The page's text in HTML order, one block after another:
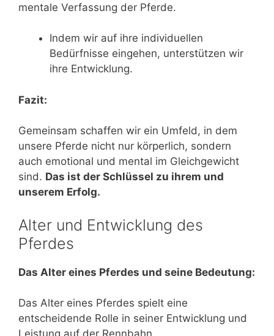
mentale Verfassung der Pferde.
Indem wir auf ihre individuellen
Bedürfnisse eingehen, unterstützen wir
ihre Entwicklung.
Fazit:
Gemeinsam schaffen wir ein Umfeld, in dem
unsere Pferde nicht nur körperlich, sondern
auch emotional und mental im Gleichgewicht
sind. Das ist der Schlüssel zu ihrem und
unserem Erfolg.
Alter und Entwicklung des
Pferdes
Das Alter eines Pferdes und seine Bedeutung:
Das Alter eines Pferdes spielt eine
entscheidende Rolle in seiner Entwicklung und